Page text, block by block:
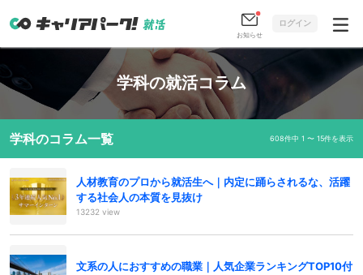
お知らせ
ログイン
学科の就活コラム
学科のコラム一覧 608件中 1 〜 15件を表示
人材教育のプロから就活生へ｜内定に踊らされるな、活躍
する社会人の本質を見抜け
13232 view
文系の人におすすめの職業｜人気企業ランキングTOP10付